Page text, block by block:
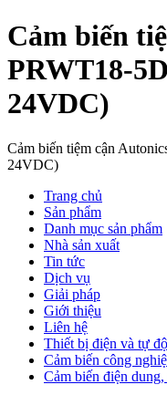
Cảm biến
PRWT18-
24VDC)
Cảm biến tiệm cận
24VDC)
Trang chủ
Sản phẩm
Danh mục sản phẩm
Nhà sản xuất
Tin tức
Dịch vụ
Giải pháp
Giới thiệu
Liên hệ
Thiết bị điện và tự
Cảm biến công
Cảm biến điện dung,